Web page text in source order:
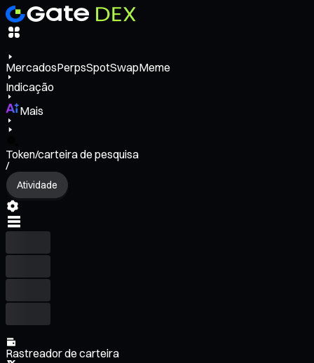
MercadosPerpsSpotSwapMeme
Indicação
Mais
Token/carteira de pesquisa
/
Atividade
Rastreador de carteira